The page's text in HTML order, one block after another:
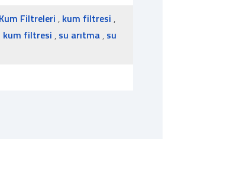
Filtreleri , kum filtresi ,
kum filtresi , su arıtma , su